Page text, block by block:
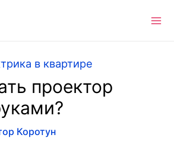
в квартире
проектор
Коротун